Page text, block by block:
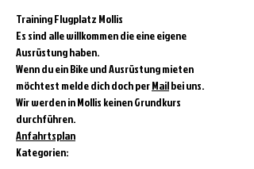
Training Flugplatz Mollis
Es sind alle willkommen die eine eigene
Ausrüstung haben.
Wenn du ein Bike und Ausrüstung mieten
möchtest melde dich doch per Mail bei uns.
Wir werden in Mollis keinen Grundkurs
durchführen.
Anfahrtsplan
Kategorien: